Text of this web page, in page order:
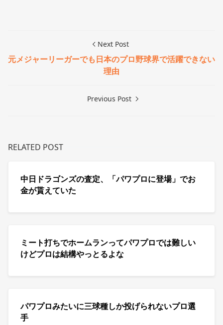
Next Post
元メジャーリーガーでも日本のプロ野球界で活躍できない
理由
Previous Post
RELATED POST
中日ドラゴンズの査定、「パワプロに登場」でお
金が貰えていた
ミート打ちでホームランってパワプロでは難しい
けどプロは結構やっとるよな
パワプロみたいに三球種しか投げられないプロ選
手